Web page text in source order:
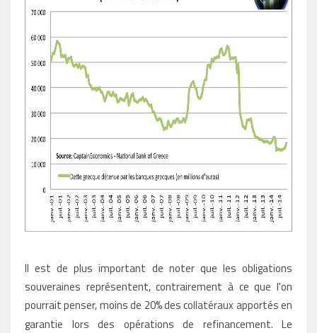
Il est de plus important de noter que les obligations
souveraines représentent, contrairement à ce que l'on
pourrait penser, moins de 20% des collatéraux apportés en
garantie lors des opérations de refinancement. Le